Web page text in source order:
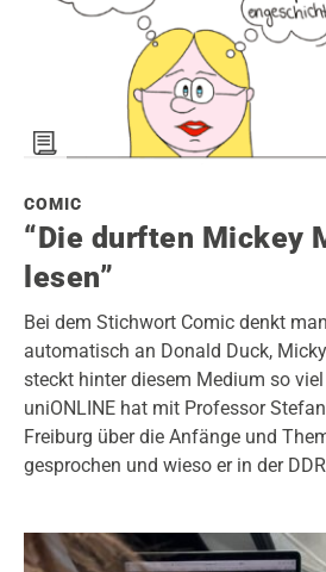
COMIC
“Die durften Mickey
lesen”
Bei dem Stichwort Comic denkt
automatisch an Donald Duck,
steckt hinter diesem Medium so
uniONLINE hat mit Professor
Freiburg über die Anfänge und
gesprochen und wieso er in der